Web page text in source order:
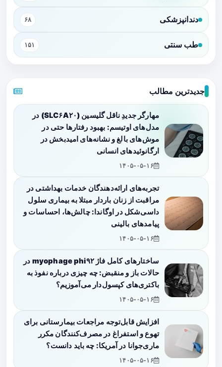
دندانپزشکی ۶۸
طب سنتی ۱۵۱
جدیدترین مطالب
مهارگر جدیدِ ناقل گلیسین (SLC۶A۲۰) در
مدل‌های اوتیسم: بهبود رفتارها حتی در
موش‌های بالغ و نشانه‌های امیدبخش در
ارگانوئیدهای انسانی
۱۴۰۵-۰۵-۱۶
تجربه‌های ارائه‌دهندگان خدمات بهداشتی در
مراقبت از زنان باردار مبتلا به بیماری سلول
داسی‌شکل در اوگاندا: چالش‌ها، احساسات و
پیامدهای بالینی
۱۴۰۵-۰۵-۱۶
ساختارهای کامل فاژ myophage phi۹۲ در
حالات باز و منقبض: چه چیزی درباره نفوذ به
باکتری‌های کپسول‌دار می‌آموزیم؟
۱۴۰۵-۰۵-۱۶
افزایش قابل‌توجه مراجعات بیمارستانی برای
تهوع و استفراغ در مصرف‌کنندگان مکرر
ماری‌جوانا در آمریکا: چه باید دانست؟
۱۴۰۵-۰۵-۱۶